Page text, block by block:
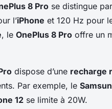
8 Pro se distingue
l’iPhone et 120 Hz pour
, le OnePlus 8 Pro offre un
dispose d’une recharge
Par exemple, le
12 se limite à 20W.